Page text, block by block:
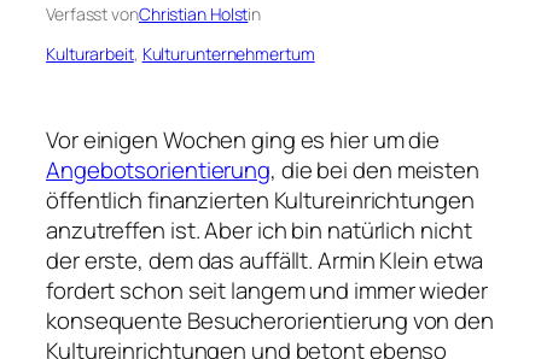
Verfasst vonChristian Holstin
Kulturarbeit, Kulturunternehmertum
Vor einigen Wochen ging es hier um die
Angebotsorientierung, die bei den meisten
öffentlich finanzierten Kultureinrichtungen
anzutreffen ist. Aber ich bin natürlich nicht
der erste, dem das auffällt. Armin Klein etwa
fordert schon seit langem und immer wieder
konsequente Besucherorientierung von den
Kultureinrichtungen und betont ebenso